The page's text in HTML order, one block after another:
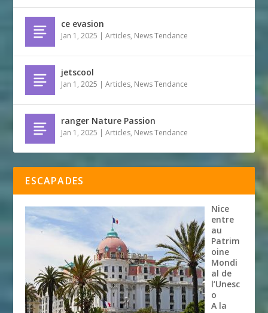
ce evasion
Jan 1, 2025 |Articles, News Tendance
jetscool
Jan 1, 2025 |Articles, News Tendance
ranger Nature Passion
Jan 1, 2025 |Articles, News Tendance
ESCAPADES
Nice
entre
au
Patrim
oine
Mondi
al de
l’Unesc
o
A la